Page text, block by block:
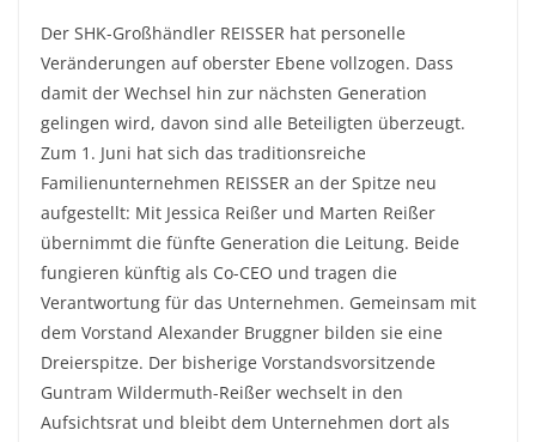
Der SHK-Großhändler REISSER hat personelle
Veränderungen auf oberster Ebene vollzogen. Dass
damit der Wechsel hin zur nächsten Generation
gelingen wird, davon sind alle Beteiligten überzeugt.
Zum 1. Juni hat sich das traditionsreiche
Familienunternehmen REISSER an der Spitze neu
aufgestellt: Mit Jessica Reißer und Marten Reißer
übernimmt die fünfte Generation die Leitung. Beide
fungieren künftig als Co-CEO und tragen die
Verantwortung für das Unternehmen. Gemeinsam mit
dem Vorstand Alexander Bruggner bilden sie eine
Dreierspitze. Der bisherige Vorstandsvorsitzende
Guntram Wildermuth-Reißer wechselt in den
Aufsichtsrat und bleibt dem Unternehmen dort als